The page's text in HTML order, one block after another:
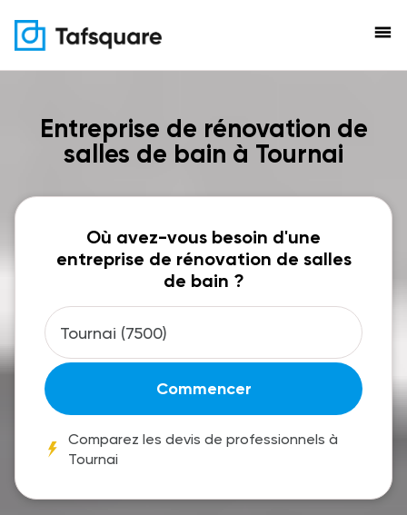
menu
Entreprise de rénovation de
salles de bain à Tournai
Où avez-vous besoin d'une
entreprise de rénovation de salles
de bain ?
Commencer
Comparez les devis de professionnels à
Tournai